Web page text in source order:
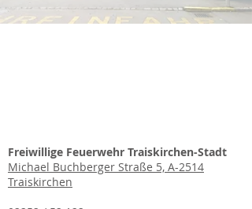
Freiwillige Feuerwehr Traiskirchen-Stadt
Michael Buchberger Straße 5, A-2514
Traiskirchen